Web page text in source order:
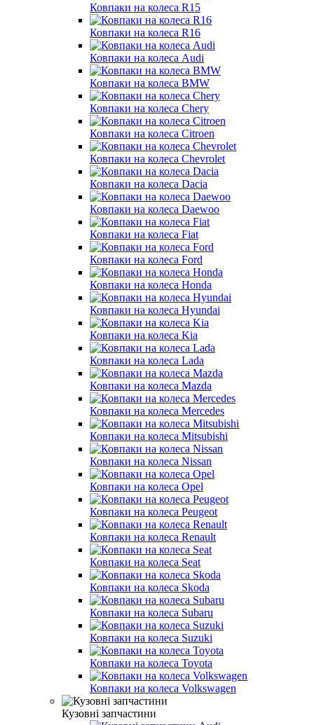
Ковпаки на колеса R15
Ковпаки на колеса R16
Ковпаки на колеса Audi
Ковпаки на колеса BMW
Ковпаки на колеса Chery
Ковпаки на колеса Citroen
Ковпаки на колеса Chevrolet
Ковпаки на колеса Dacia
Ковпаки на колеса Daewoo
Ковпаки на колеса Fiat
Ковпаки на колеса Ford
Ковпаки на колеса Honda
Ковпаки на колеса Hyundai
Ковпаки на колеса Kia
Ковпаки на колеса Lada
Ковпаки на колеса Mazda
Ковпаки на колеса Mercedes
Ковпаки на колеса Mitsubishi
Ковпаки на колеса Nissan
Ковпаки на колеса Opel
Ковпаки на колеса Peugeot
Ковпаки на колеса Renault
Ковпаки на колеса Seat
Ковпаки на колеса Skoda
Ковпаки на колеса Subaru
Ковпаки на колеса Suzuki
Ковпаки на колеса Toyota
Ковпаки на колеса Volkswagen
Кузовні запчастини